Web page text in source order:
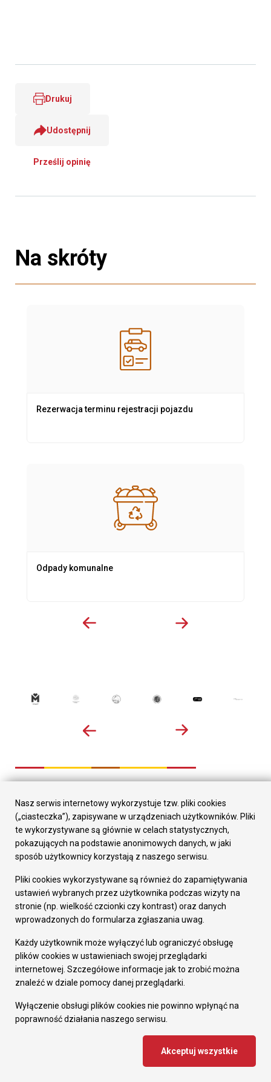
Drukuj
Udostępnij
Prześlij opinię
Na skróty
Rezerwacja terminu rejestracji pojazdu
Odpady komunalne
Zapisz się na newsletter
Bądź na bieżąco z Rudą Śląską!
Szereg informacji o wydarzeniach kulturalnych, sprawach
mieszkańców oraz o tym, co dzieje się na co dzień w mieście.
Pytanie kontrolne* Jaka jest
Nasz serwis internetowy wykorzystuje tzw. pliki cookies
(„ciasteczka”), zapisywane w urządzeniach użytkowników. Pliki
te wykorzystywane są głównie w celach statystycznych,
pokazujących na podstawie anonimowych danych, w jaki
sposób użytkownicy korzystają z naszego serwisu.
Pliki cookies wykorzystywane są również do zapamiętywania
ustawień wybranych przez użytkownika podczas wizyty na
stronie (np. wielkość czcionki czy kontrast) oraz danych
wprowadzonych do formularza zgłaszania uwag.
Każdy użytkownik może wyłączyć lub ograniczyć obsługę
plików cookies w ustawieniach swojej przeglądarki
internetowej. Szczegółowe informacje jak to zrobić można
znaleźć w dziale pomocy danej przeglądarki.
Wyłączenie obsługi plików cookies nie powinno wpłynąć na
poprawność działania naszego serwisu.
Akceptuj wszystkie